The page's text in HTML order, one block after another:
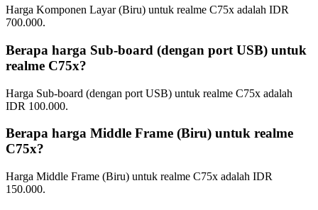
Harga Komponen Layar (Biru) untuk realme C75x adalah IDR
700.000.
Berapa harga Sub-board (dengan port USB) untuk
realme C75x?
Harga Sub-board (dengan port USB) untuk realme C75x adalah
IDR 100.000.
Berapa harga Middle Frame (Biru) untuk realme
C75x?
Harga Middle Frame (Biru) untuk realme C75x adalah IDR
150.000.